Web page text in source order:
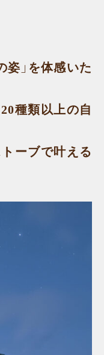
」を体感いた
種類以上の自
ーブで叶える